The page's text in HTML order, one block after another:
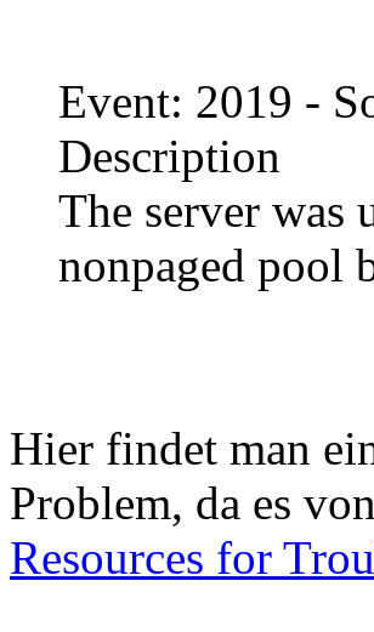
Event: 2019 -
Description
The server was
nonpaged pool
Hier findet man
Problem, da es
Resources for